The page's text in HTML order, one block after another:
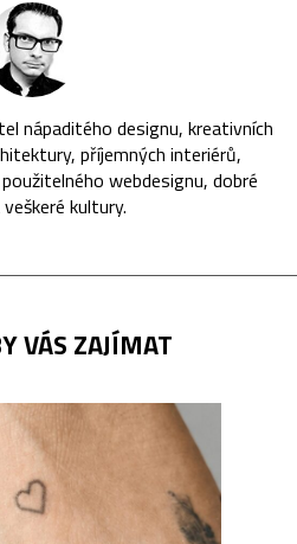
nápaditého designu, kreativních
příjemných interiérů,
webdesignu, dobré
kultury.
VÁS ZAJÍMAT